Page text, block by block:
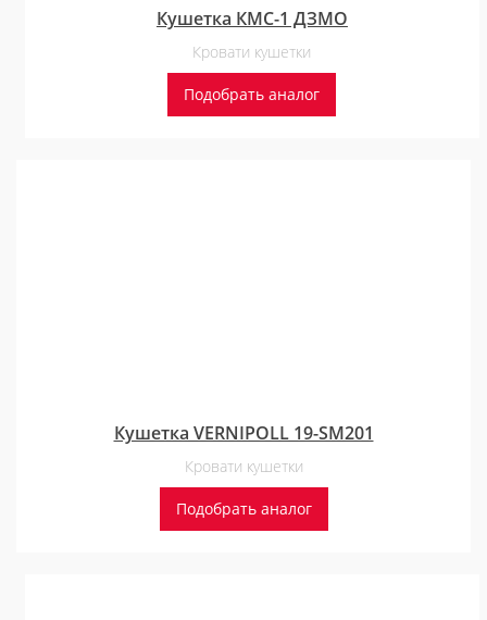
Кушетка КМС-1 ДЗМО
Кровати кушетки
Подобрать аналог
Кушетка VERNIPOLL 19-SM201
Кровати кушетки
Подобрать аналог